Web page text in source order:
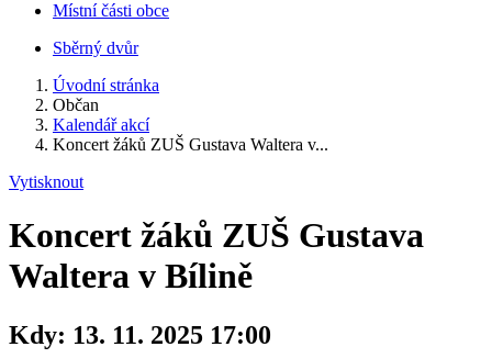
Místní části obce
Sběrný dvůr
Úvodní stránka
Občan
Kalendář akcí
Koncert žáků ZUŠ Gustava Waltera v...
Vytisknout
Koncert žáků ZUŠ Gustava
Waltera v Bílině
Kdy: 13. 11. 2025 17:00